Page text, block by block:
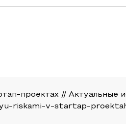
проектах // Актуальные
riskami-v-startap-